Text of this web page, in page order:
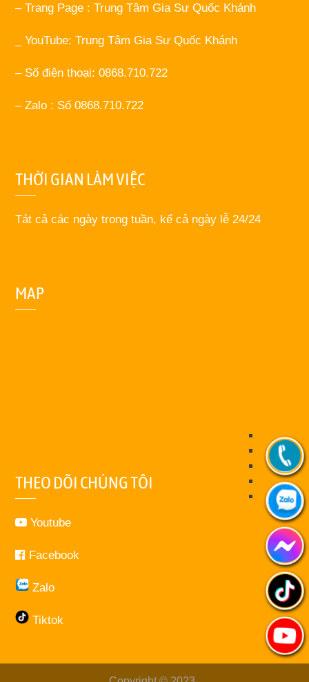
– Trang Page : Trung Tâm Gia Sư Quốc Khánh
_ YouTube: Trung Tâm Gia Sư Quốc Khánh
– Số điện thoại: 0868.710.722
– Zalo : Số 0868.710.722
THỜI GIAN LÀM VIỆC
Tát cả các ngày trong tuần, kể cả ngày lễ 24/24
MAP
THEO DÕI CHÚNG TÔI
Youtube
Facebook
Zalo
Tiktok